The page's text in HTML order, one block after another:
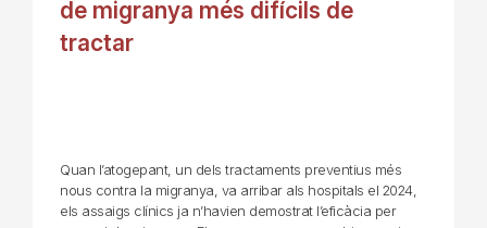
de migranya més difícils de
tractar
Quan l’atogepant, un dels tractaments preventius més
nous contra la migranya, va arribar als hospitals el 2024,
els assaigs clínics ja n’havien demostrat l’eficàcia per